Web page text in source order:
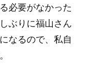
必要がなかった
ぶりに福山さん
なるので、私自